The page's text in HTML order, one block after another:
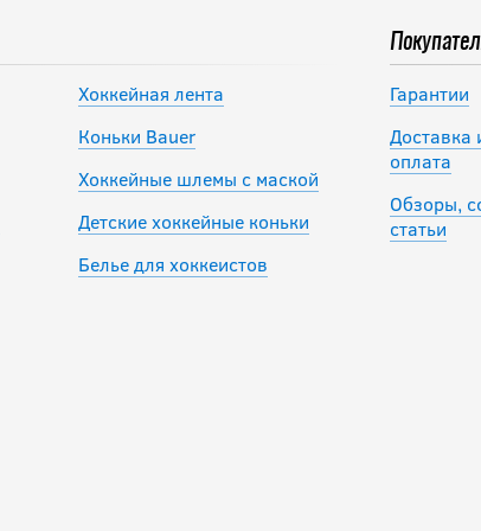
Хоккейная лента
Коньки Bauer
Хоккейные шлемы с маской
Детские хоккейные коньки
Белье для хоккеистов
Гарантии
Доставка
оплата
Обзоры,
статьи